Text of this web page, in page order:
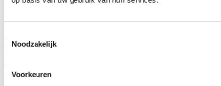
Noodzakelijk
Voorkeuren
Specifications:
- Universally applicable
- Black leather
- Black spoke
- Diameter 330mm